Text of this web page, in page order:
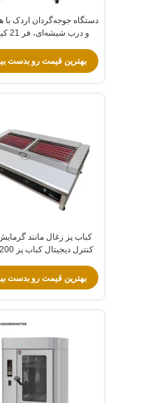
دستگاه جوجه‌گردان اردک با
و درب شیشه‌ای، فر 21 کیلووات
بهترین قیمت رو بدست
کباب پز زغال مانند
بهترین قیمت رو بدست